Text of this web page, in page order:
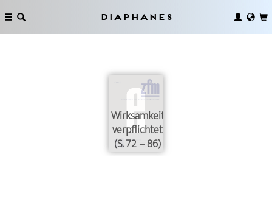
Diaphanes
Wirksamkeit
verpflichtet
(S. 72 – 86)